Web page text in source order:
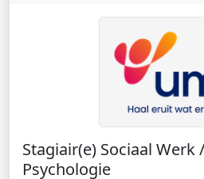
Stagiair(e) Sociaal Werk
Psychologie